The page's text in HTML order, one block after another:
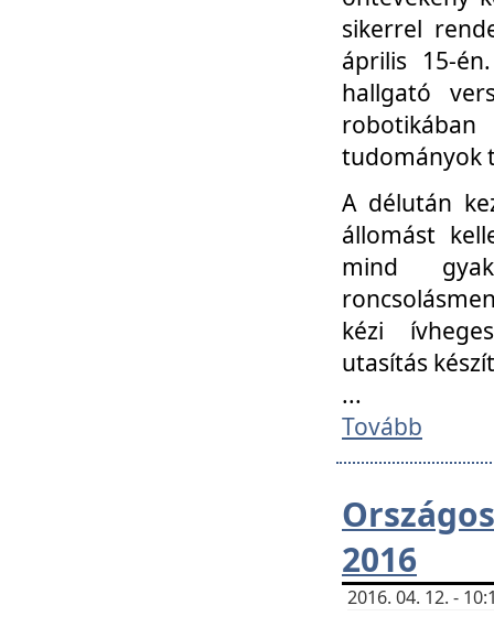
sikerrel
április 15-
hallgató
tudományok
A délután
állomást
mind
kézi
utasítás
...
Tovább
2016
2016. 04. 12. -